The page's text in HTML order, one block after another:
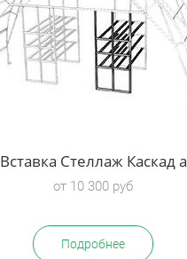
Вставка Стеллаж Каскад а
от 10 300 руб
Подробнее